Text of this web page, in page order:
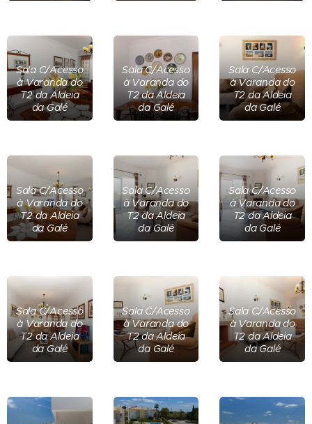
Sala C/Acesso
à Varanda do
T2 da Aldeia
da Galé
Sala C/Acesso
à Varanda do
T2 da Aldeia
da Galé
Sala C/Acesso
à Varanda do
T2 da Aldeia
da Galé
Sala C/Acesso
à Varanda do
T2 da Aldeia
da Galé
Sala C/Acesso
à Varanda do
T2 da Aldeia
da Galé
Sala C/Acesso
à Varanda do
T2 da Aldeia
da Galé
Sala C/Acesso
à Varanda do
T2 da Aldeia
da Galé
Sala C/Acesso
à Varanda do
T2 da Aldeia
da Galé
Sala C/Acesso
à Varanda do
T2 da Aldeia
da Galé